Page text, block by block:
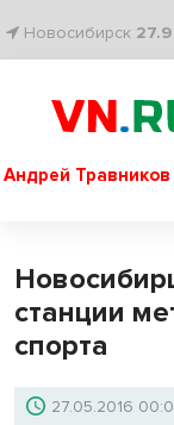
Новосибирск 27.9
Андрей
станции
спорта
27.05.2016